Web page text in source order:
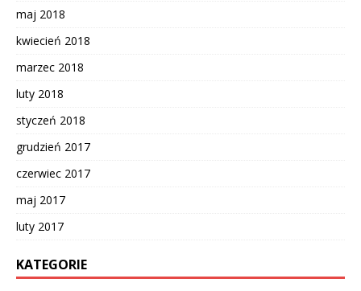
maj 2018
kwiecień 2018
marzec 2018
luty 2018
styczeń 2018
grudzień 2017
czerwiec 2017
maj 2017
luty 2017
KATEGORIE